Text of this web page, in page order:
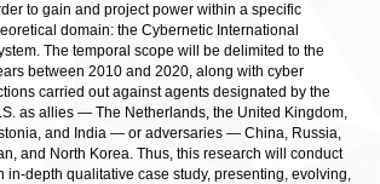
to gain and project power within a specific
domain: the Cybernetic International
The temporal scope will be delimited to the
between 2010 and 2020, along with cyber
carried out against agents designated by the
as allies — The Netherlands, the United Kingdom,
and India — or adversaries — China, Russia,
and North Korea. Thus, this research will conduct
in-depth qualitative case study, presenting, evolving,